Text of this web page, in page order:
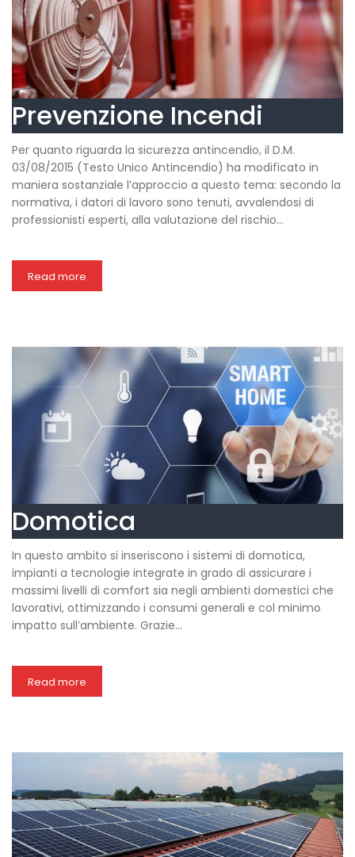
Prevenzione Incendi
Per quanto riguarda la sicurezza antincendio, il D.M.
03/08/2015 (Testo Unico Antincendio) ha modificato in
maniera sostanziale l’approccio a questo tema: secondo la
normativa, i datori di lavoro sono tenuti, avvalendosi di
professionisti esperti, alla valutazione del rischio…
Read more
Domotica
In questo ambito si inseriscono i sistemi di domotica,
impianti a tecnologie integrate in grado di assicurare i
massimi livelli di comfort sia negli ambienti domestici che
lavorativi, ottimizzando i consumi generali e col minimo
impatto sull’ambiente. Grazie…
Read more